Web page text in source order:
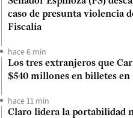
caso de presunta violencia
Fiscalía
hace 6 min
Los tres extranjeros que
$540 millones en billetes en
hace 11 min
Claro lidera la portabilidad